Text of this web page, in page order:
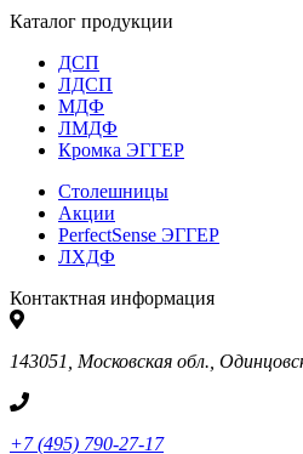
Каталог продукции
ДСП
ЛДСП
МДФ
ЛМДФ
Кромка ЭГГЕР
Столешницы
Акции
PerfectSense ЭГГЕР
ЛХДФ
Контактная информация
143051, Московская обл.,
+7 (495) 790-27-17